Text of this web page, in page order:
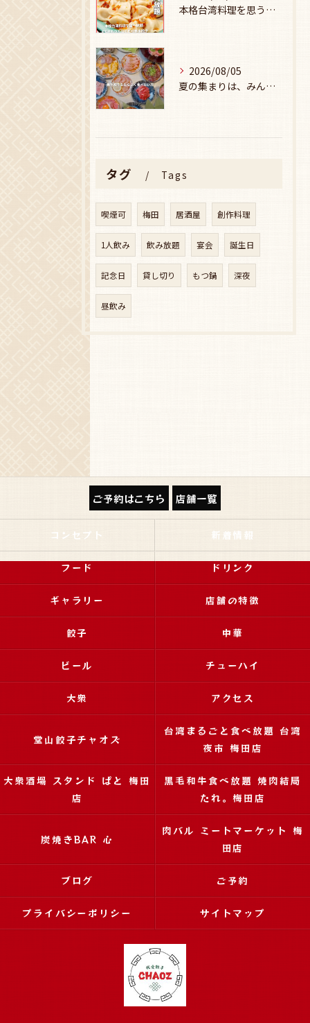
本格台湾料理を思う存分楽しみたい方に、
2026/08/05
夏の集まりは、みんなで焼肉🥩☀️
タグ Tags
喫煙可 梅田 居酒屋 創作料理
1人飲み 飲み放題 宴会 誕生日
記念日 貸し切り もつ鍋 深夜
昼飲み
ご予約はこちら 店舗一覧
コンセプト 新着情報
フード ドリンク
ギャラリー 店舗の特徴
餃子 中華
ビール チューハイ
大衆 アクセス
堂山餃子チャオズ
台湾まるごと食べ放題 台湾
夜市 梅田店
大衆酒場 スタンド ぱと 梅田
店
黒毛和牛食べ放題 焼肉結局
たれ。梅田店
炭焼きBAR 心
肉バル ミートマーケット 梅
田店
ブログ ご予約
プライバシーポリシー サイトマップ